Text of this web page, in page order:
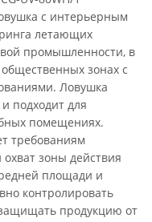
с интерьерным
летающих
промышленности, в
зонах с
Ловушка
подходит для
помещениях.
требованиям
зоны действия
площади и
контролировать
продукцию от